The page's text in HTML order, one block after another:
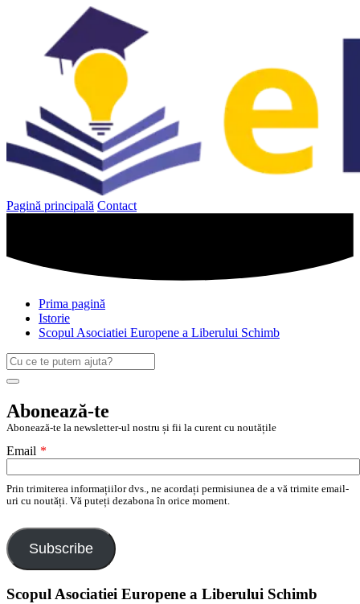
Pagină principală Contact
Prima pagină
Istorie
Scopul Asociatiei Europene a Liberului Schimb
Caută
după:
Search
Abonează-te
Abonează-te la newsletter-ul nostru și fii la curent cu noutățile
Email *
Prin trimiterea informațiilor dvs., ne acordați permisiunea de a vă trimite email-
uri cu noutăți. Vă puteți dezabona în orice moment.
Subscribe
Scopul Asociatiei Europene a Liberului Schimb